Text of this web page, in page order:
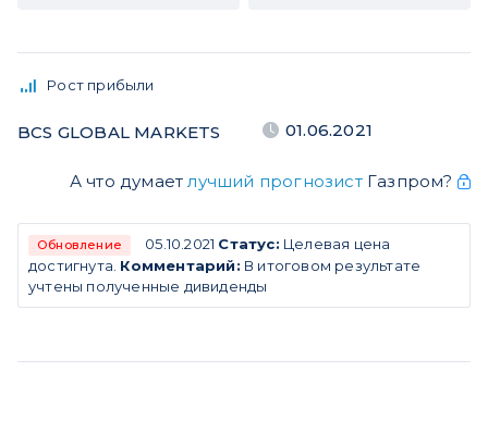
Рост прибыли
BCS GLOBAL MARKETS 01.06.2021
А что думает лучший прогнозистГазпром?
Обновление 05.10.2021 Статус: Целевая цена
достигнута. Комментарий: В итоговом результате
учтены полученные дивиденды